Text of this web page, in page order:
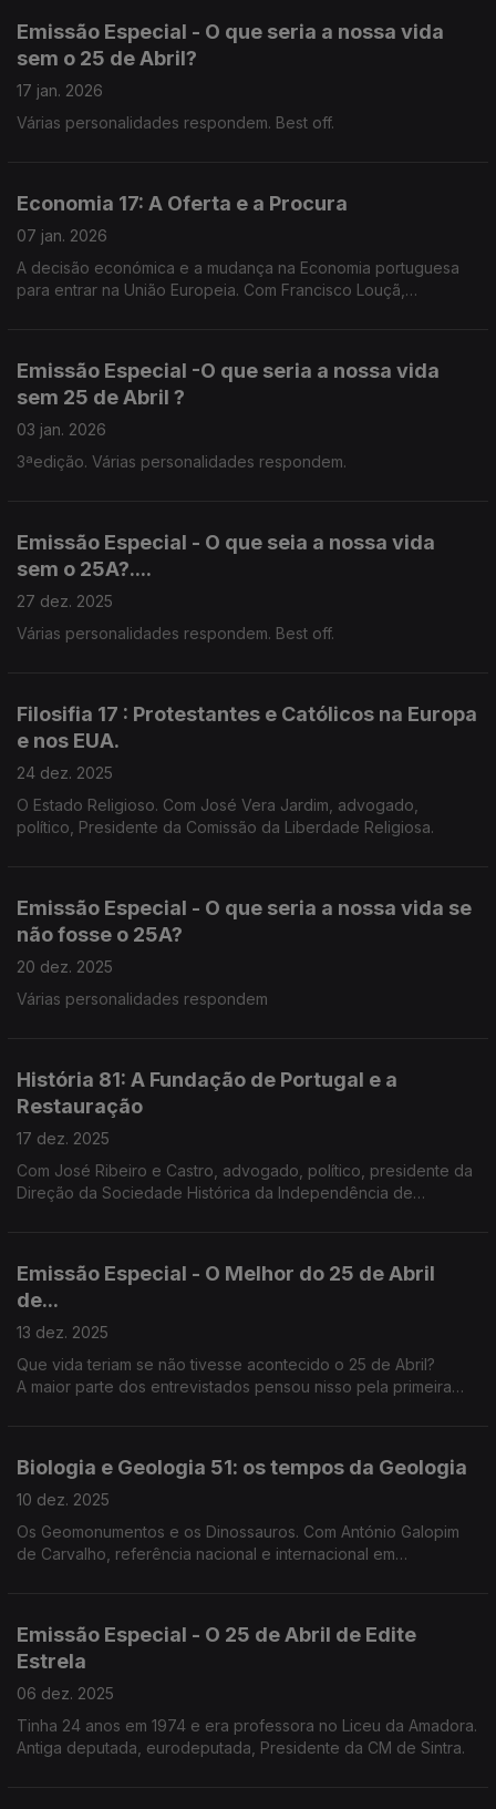
Emissão Especial - O que seria a nossa vida
sem o 25 de Abril?
17 jan. 2026
Várias personalidades respondem. Best off.
Economia 17: A Oferta e a Procura
07 jan. 2026
A decisão económica e a mudança na Economia portuguesa
para entrar na União Europeia. Com Francisco Louçã,
Emissão Especial -O que seria a nossa vida
sem 25 de Abril ?
03 jan. 2026
3ªedição. Várias personalidades respondem.
Emissão Especial - O que seia a nossa vida
sem o 25A?....
27 dez. 2025
Várias personalidades respondem. Best off.
Filosifia 17 : Protestantes e Católicos na Europa
e nos EUA.
24 dez. 2025
O Estado Religioso. Com José Vera Jardim, advogado,
político, Presidente da Comissão da Liberdade Religiosa.
Emissão Especial - O que seria a nossa vida se
não fosse o 25A?
20 dez. 2025
Várias personalidades respondem
História 81: A Fundação de Portugal e a
Restauração
17 dez. 2025
Com José Ribeiro e Castro, advogado, político, presidente da
Direção da Sociedade Histórica da Independência de
Emissão Especial - O Melhor do 25 de Abril
de...
13 dez. 2025
Que vida teriam se não tivesse acontecido o 25 de Abril?
A maior parte dos entrevistados pensou nisso pela primeira
Biologia e Geologia 51: os tempos da Geologia
10 dez. 2025
Os Geomonumentos e os Dinossauros. Com António Galopim
de Carvalho, referência nacional e internacional em
Emissão Especial - O 25 de Abril de Edite
Estrela
06 dez. 2025
Tinha 24 anos em 1974 e era professora no Liceu da Amadora.
Antiga deputada, eurodeputada, Presidente da CM de Sintra.